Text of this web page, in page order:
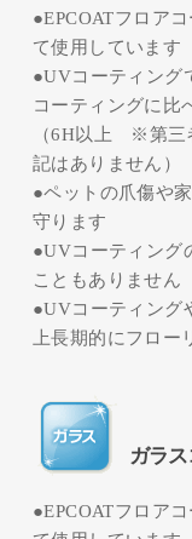
●EPCOATフロア
て使用しています
●UVコーティング
コーティングに比
（6H以上 ※第三
記はありません）
●ペットの爪傷や
守ります
●UVコーティング
こともありません
●UVコーティング
上長期的にフロー
ガラ
●EPCOATフロア